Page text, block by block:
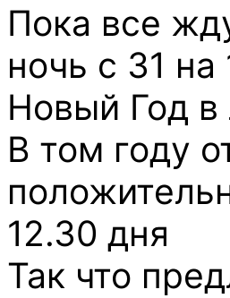
Пока все
ночь с 31
Новый Год в
В том году
12.30 дня
Так что